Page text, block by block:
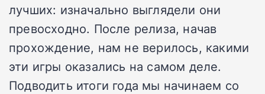
лучших: изначально выглядели они
превосходно. После релиза, начав
прохождение, нам не верилось, какими
эти игры оказались на самом деле.
Подводить итоги года мы начинаем со